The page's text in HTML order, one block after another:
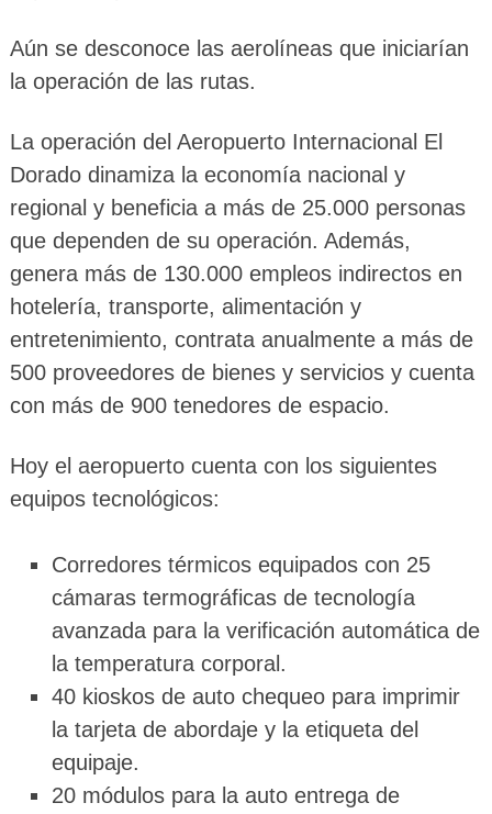
Aún se desconoce las aerolíneas que iniciarían
la operación de las rutas.
La operación del Aeropuerto Internacional El
Dorado dinamiza la economía nacional y
regional y beneficia a más de 25.000 personas
que dependen de su operación. Además,
genera más de 130.000 empleos indirectos en
hotelería, transporte, alimentación y
entretenimiento, contrata anualmente a más de
500 proveedores de bienes y servicios y cuenta
con más de 900 tenedores de espacio.
Hoy el aeropuerto cuenta con los siguientes
equipos tecnológicos:
Corredores térmicos equipados con 25
cámaras termográficas de tecnología
avanzada para la verificación automática de
la temperatura corporal.
40 kioskos de auto chequeo para imprimir
la tarjeta de abordaje y la etiqueta del
equipaje.
20 módulos para la auto entrega de